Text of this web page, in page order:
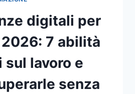
digitali per
7 abilità
lavoro e
senza